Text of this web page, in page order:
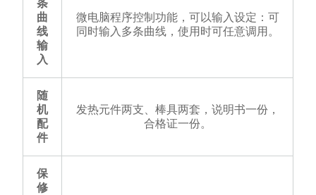
条
曲
线
输
入
微电脑程序控制功能，可以输入设定：可
同时输入多条曲线，使用时可任意调用。
随
机
配
件
发热元件两支、棒具两套，说明书一份，
合格证一份。
保
修